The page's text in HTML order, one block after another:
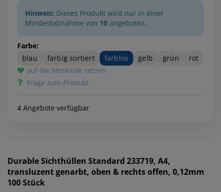
Hinweis: Dieses Produkt wird nur in einer
Mindestabnahme von 10 angeboten.
Farbe:
blau
farbig sortiert farblos gelb grün
rot
auf die Merkliste setzen
Frage zum Produkt
4 Angebote verfügbar
DurableSichthüllen Standard 233719, A4,
transluzent genarbt, oben & rechts offen, 0,12mm
100 Stück